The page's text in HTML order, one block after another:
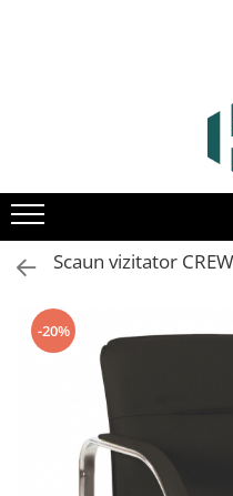
Scaun vizitator
-20%